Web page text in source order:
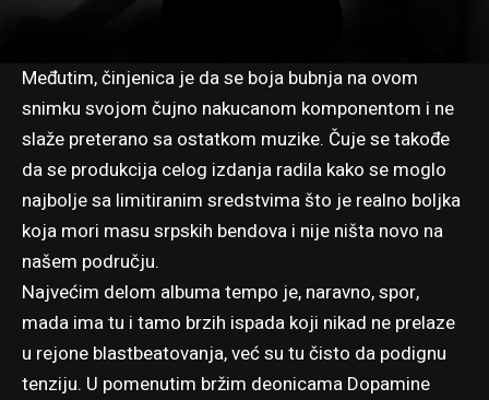
Međutim, činjenica je da se boja bubnja na ovom
snimku svojom čujno nakucanom komponentom i ne
slaže preterano sa ostatkom muzike. Čuje se takođe
da se produkcija celog izdanja radila kako se moglo
najbolje sa limitiranim sredstvima što je realno boljka
koja mori masu srpskih bendova i nije ništa novo na
našem području.
Najvećim delom albuma tempo je, naravno, spor,
mada ima tu i tamo brzih ispada koji nikad ne prelaze
u rejone blastbeatovanja, već su tu čisto da podignu
tenziju. U pomenutim bržim deonicama Dopamine